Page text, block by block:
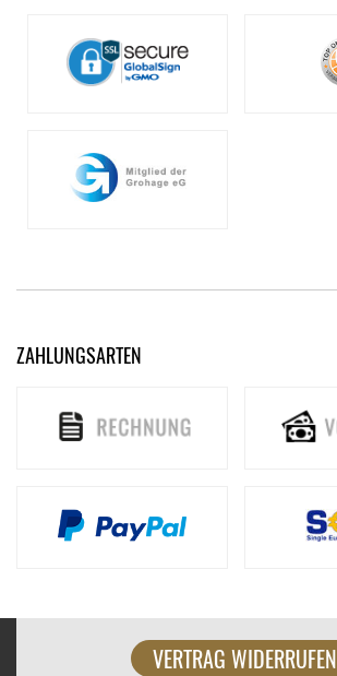
ZAHLUNGSARTEN
VERTRAG WIDERRUFEN